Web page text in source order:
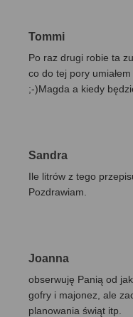
Tommi
Po raz drugi robie ta
co do tej pory
;-)Magda a kiedy
Sandra
Ile litrów z tego
Pozdrawiam.
Joanna
obserwuję Panią od
gofry i majonez, ale
planowania świąt itp.